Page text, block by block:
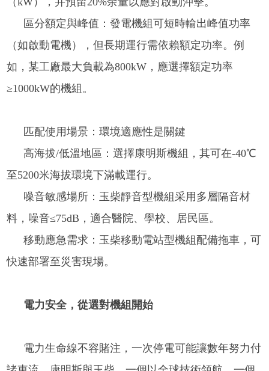
區分額定與峰值：發電機組可短時輸出峰值功率
（如啟動電機），但長期運行需依賴額定功率。例
如，某工廠最大負載為800kW，應選擇額定功率
≥1000kW的機組。
匹配使用場景：環境適應性是關鍵
高海拔/低溫地區：選擇康明斯機組，其可在-40℃
至5200米海拔環境下滿載運行。
噪音敏感場所：玉柴靜音型機組采用多層隔音材
料，噪音≤75dB，適合醫院、學校、居民區。
移動應急需求：玉柴移動電站型機組配備拖車，可
快速部署至災害現場。
電力安全，從選對機組開始
電力生命線不容賭注，一次停電可能讓數年努力付